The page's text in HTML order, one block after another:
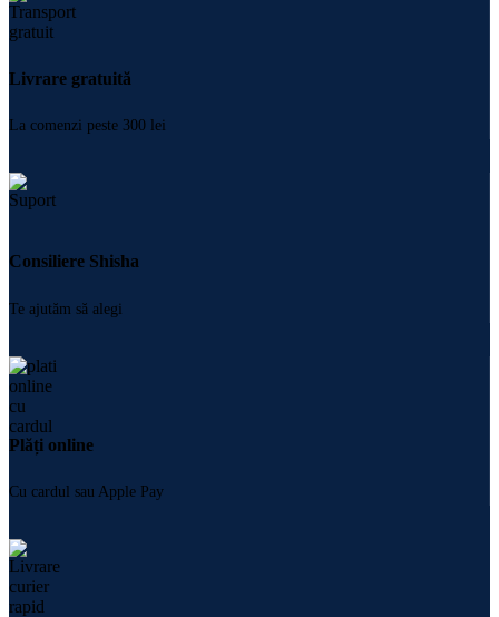
Livrare gratuită
La comenzi peste 300 lei
Consiliere Shisha
Te ajutăm să alegi
Plăți online
Cu cardul sau Apple Pay